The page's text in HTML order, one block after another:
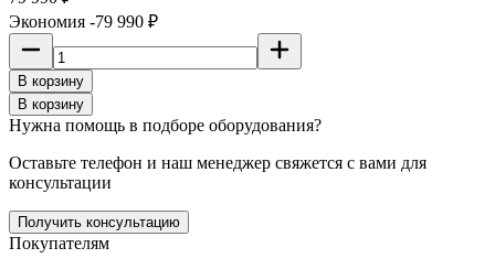
Экономия -79 990 ₽
В корзину
В корзину
Нужна помощь в подборе оборудования?
Оставьте телефон и наш менеджер свяжется с вами для
консультации
Получить консультацию
Покупателям